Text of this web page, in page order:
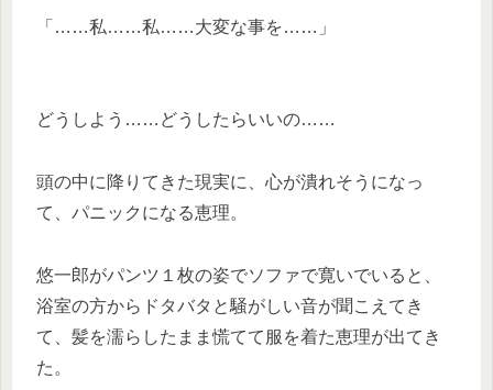
「……私……私……大変な事を……」
どうしよう……どうしたらいいの……
頭の中に降りてきた現実に、心が潰れそうになっ
て、パニックになる恵理。
悠一郎がパンツ１枚の姿でソファで寛いでいると、
浴室の方からドタバタと騒がしい音が聞こえてき
て、髪を濡らしたまま慌てて服を着た恵理が出てき
た。